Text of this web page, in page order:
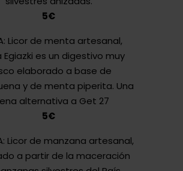
5€
Licor de menta artesanal,
Egiazki es un digestivo muy
elaborado a base de
y de menta piperita. Una
alternativa a Get 27
5€
Licor de manzana artesanal,
a partir de la maceración